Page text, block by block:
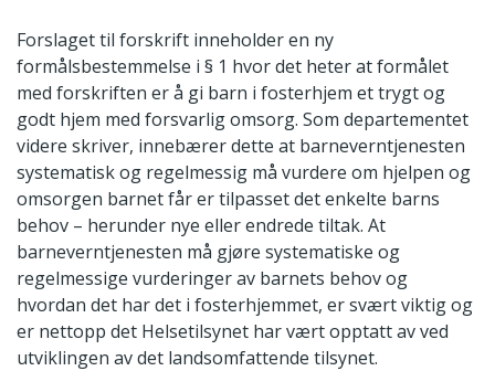
Forslaget til forskrift inneholder en ny
formålsbestemmelse i § 1 hvor det heter at formålet
med forskriften er å gi barn i fosterhjem et trygt og
godt hjem med forsvarlig omsorg. Som departementet
videre skriver, innebærer dette at barneverntjenesten
systematisk og regelmessig må vurdere om hjelpen og
omsorgen barnet får er tilpasset det enkelte barns
behov – herunder nye eller endrede tiltak. At
barneverntjenesten må gjøre systematiske og
regelmessige vurderinger av barnets behov og
hvordan det har det i fosterhjemmet, er svært viktig og
er nettopp det Helsetilsynet har vært opptatt av ved
utviklingen av det landsomfattende tilsynet.